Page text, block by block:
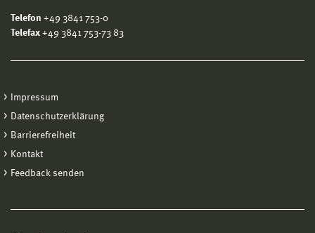
Telefon +49 3841 753-0
Telefax +49 3841 753-73 83
Impressum
Datenschutzerklärung
Barrierefreiheit
Kontakt
Feedback senden